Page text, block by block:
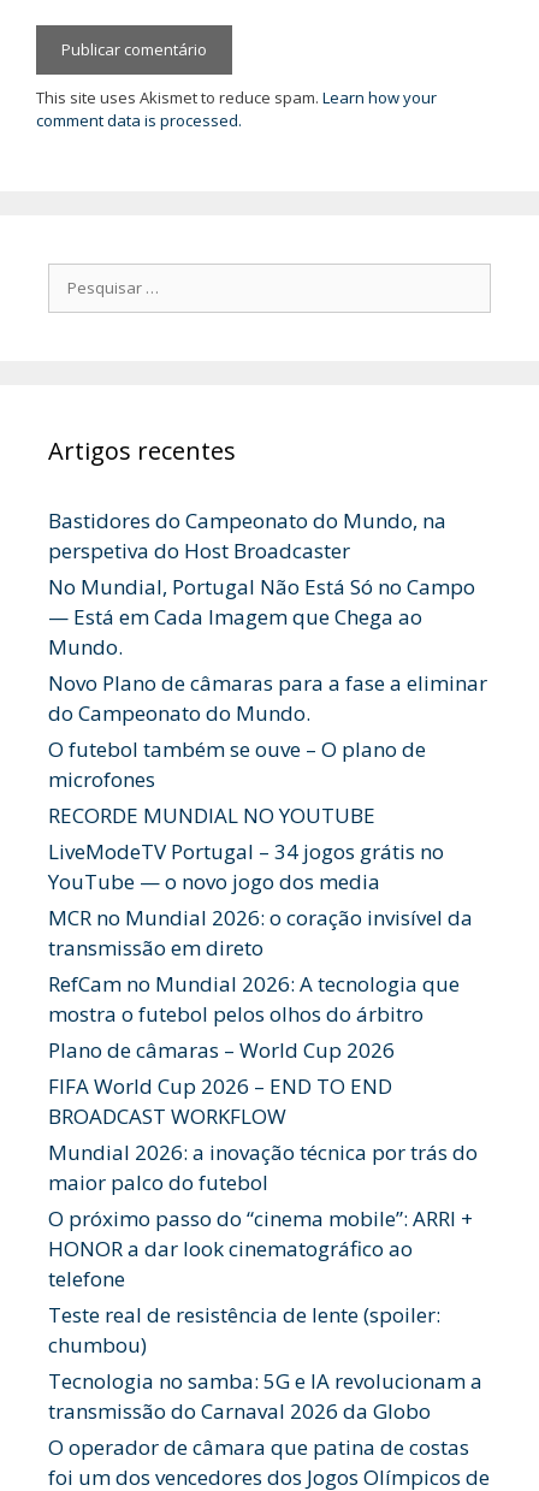
This site uses Akismet to reduce spam. Learn how your
comment data is processed.
Pesquisar
por:
Artigos recentes
Bastidores do Campeonato do Mundo, na
perspetiva do Host Broadcaster
No Mundial, Portugal Não Está Só no Campo
— Está em Cada Imagem que Chega ao
Mundo.
Novo Plano de câmaras para a fase a eliminar
do Campeonato do Mundo.
O futebol também se ouve – O plano de
microfones
RECORDE MUNDIAL NO YOUTUBE
LiveModeTV Portugal – 34 jogos grátis no
YouTube — o novo jogo dos media
MCR no Mundial 2026: o coração invisível da
transmissão em direto
RefCam no Mundial 2026: A tecnologia que
mostra o futebol pelos olhos do árbitro
Plano de câmaras – World Cup 2026
FIFA World Cup 2026 – END TO END
BROADCAST WORKFLOW
Mundial 2026: a inovação técnica por trás do
maior palco do futebol
O próximo passo do “cinema mobile”: ARRI +
HONOR a dar look cinematográfico ao
telefone
Teste real de resistência de lente (spoiler:
chumbou)
Tecnologia no samba: 5G e IA revolucionam a
transmissão do Carnaval 2026 da Globo
O operador de câmara que patina de costas
foi um dos vencedores dos Jogos Olímpicos de